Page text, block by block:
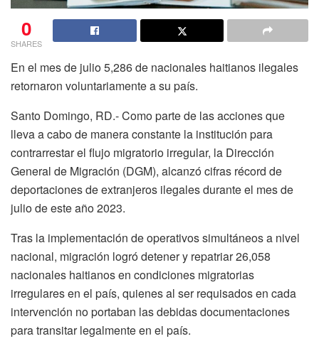
0
SHARES
En el mes de julio 5,286 de nacionales haitianos ilegales
retornaron voluntariamente a su país.
Santo Domingo, RD.- Como parte de las acciones que
lleva a cabo de manera constante la institución para
contrarrestar el flujo migratorio irregular, la Dirección
General de Migración (DGM), alcanzó cifras récord de
deportaciones de extranjeros ilegales durante el mes de
julio de este año 2023.
Tras la implementación de operativos simultáneos a nivel
nacional, migración logró detener y repatriar 26,058
nacionales haitianos en condiciones migratorias
irregulares en el país, quienes al ser requisados en cada
intervención no portaban las debidas documentaciones
para transitar legalmente en el país.